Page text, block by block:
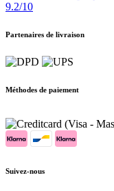
9.2/10
Partenaires de livraison
Méthodes de paiement
Suivez-nous